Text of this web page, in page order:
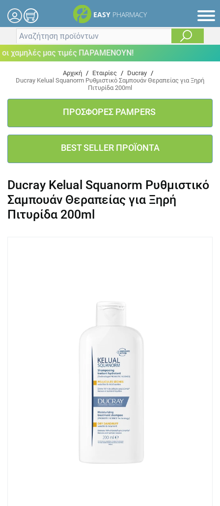
EASY PHARMACY
χαμηλές μας τιμές ΠΑΡΑΜΕΝΟΥΝ!
Αρχική / Εταιρίες / Ducray /
Ducray Kelual Squanorm Ρυθμιστικό Σαμπουάν Θεραπείας για Ξηρή
Πιτυρίδα 200ml
ΠΡΟΣΦΟΡΕΣ PAMPERS
BEST SELLER ΠΡΟΪΟΝΤΑ
Ducray Kelual Squanorm Ρυθμιστικό
Σαμπουάν Θεραπείας για Ξηρή
Πιτυρίδα 200ml